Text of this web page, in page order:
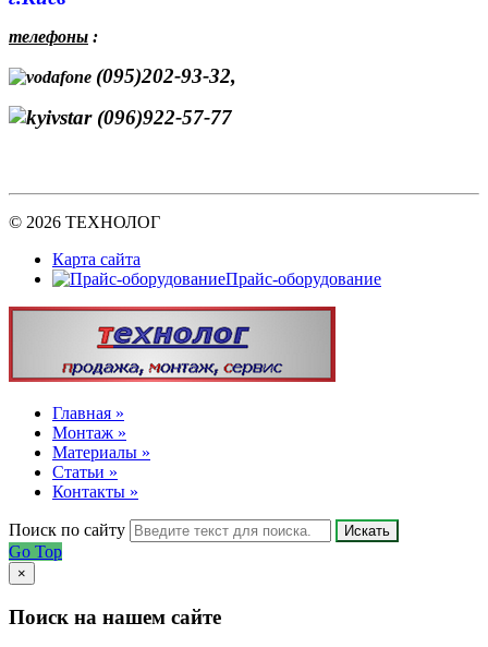
телефоны :
(095)202-93-32,
(096)922-57-77
© 2026 ТЕХНОЛОГ
Карта сайта
Прайс-оборудование
Главная »
Монтаж »
Материалы »
Статьи »
Контакты »
Поиск по сайту Искать
Go Top
×
Поиск на нашем сайте